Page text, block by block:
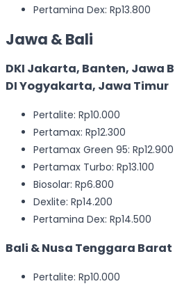
Pertamina Dex: Rp13.800
Jawa & Bali
DKI Jakarta, Banten, Jawa
DI Yogyakarta, Jawa Timur
Pertalite: Rp10.000
Pertamax: Rp12.300
Pertamax Green 95: Rp12.900
Pertamax Turbo: Rp13.100
Biosolar: Rp6.800
Dexlite: Rp14.200
Pertamina Dex: Rp14.500
Bali & Nusa Tenggara Barat
Pertalite: Rp10.000